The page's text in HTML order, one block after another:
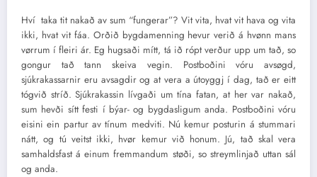
Hví taka tit nakað av sum “fungerar”? Vit vita, hvat vit hava og vita
ikki, hvat vit fáa. Orðið bygdamenning hevur verið á hvønn mans
vørrum í fleiri ár. Eg hugsaði mítt, tá ið rópt verður upp um tað, so
gongur tað tann skeiva vegin. Postboðini vóru avsøgd,
sjúkrakassarnir eru avsagdir og at vera a útoyggj í dag, tað er eitt
tógvið stríð. Sjúkrakassin lívgaði um tína fatan, at her var nakað,
sum hevði sítt festi í býar- og bygdasligum anda. Postboðini vóru
eisini ein partur av tínum medviti. Nú kemur posturin á stummari
nátt, og tú veitst ikki, hvør kemur við honum. Jú, tað skal vera
samhaldsfast á einum fremmandum støði, so streymlinjað uttan sál
og anda.